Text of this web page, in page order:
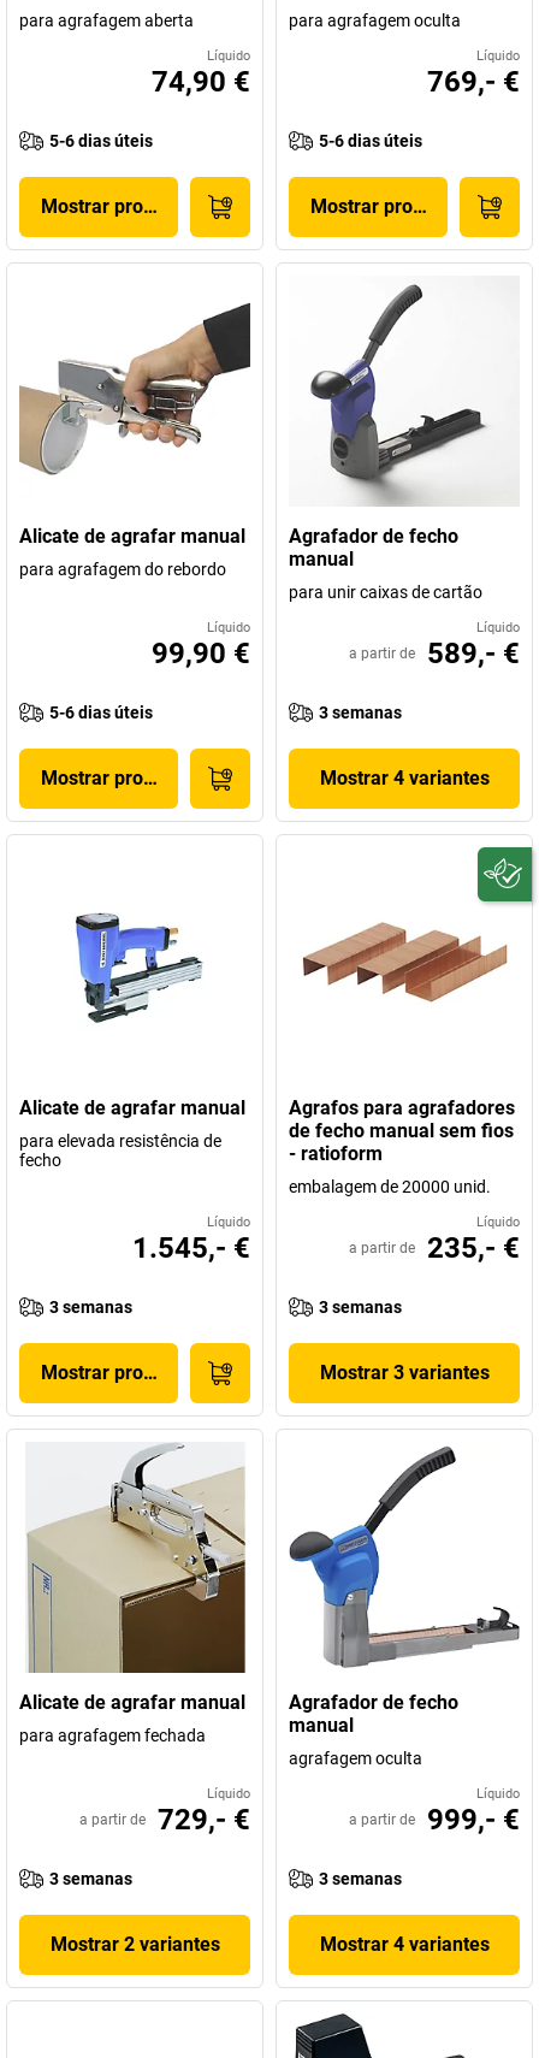
para agrafagem aberta
Líquido
74,90 €
5-6 dias úteis
Mostrar produto
para agrafagem oculta
Líquido
769,- €
5-6 dias úteis
Mostrar produto
Alicate de agrafar manual
para agrafagem do rebordo
Líquido
99,90 €
5-6 dias úteis
Mostrar produto
Agrafador de fecho
manual
para unir caixas de cartão
Líquido
a partir de 589,- €
3 semanas
Mostrar 4 variantes
Alicate de agrafar manual
para elevada resistência de
fecho
Líquido
1.545,- €
3 semanas
Mostrar produto
Agrafos para agrafadores
de fecho manual sem fios
- ratioform
embalagem de 20000 unid.
Líquido
a partir de 235,- €
3 semanas
Mostrar 3 variantes
Alicate de agrafar manual
para agrafagem fechada
Líquido
a partir de 729,- €
3 semanas
Mostrar 2 variantes
Agrafador de fecho
manual
agrafagem oculta
Líquido
a partir de 999,- €
3 semanas
Mostrar 4 variantes